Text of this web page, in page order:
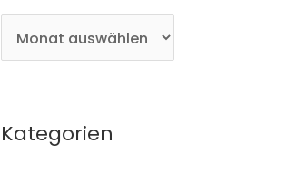
v
Kategorien